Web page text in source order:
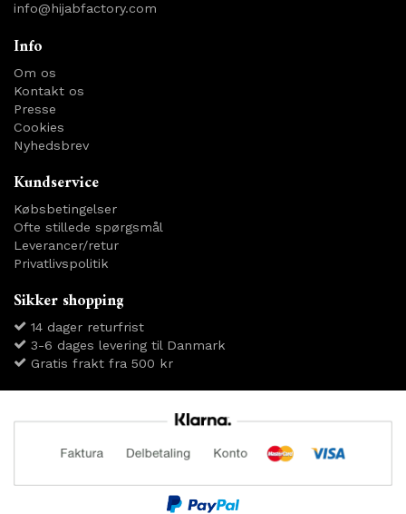
info@hijabfactory.com
Info
Om os
Kontakt os
Presse
Cookies
Nyhedsbrev
Kundservice
Købsbetingelser
Ofte stillede spørgsmål
Leverancer/retur
Privatlivspolitik
Sikker shopping
14 dager returfrist
3-6 dages levering til Danmark
Gratis frakt fra 500 kr